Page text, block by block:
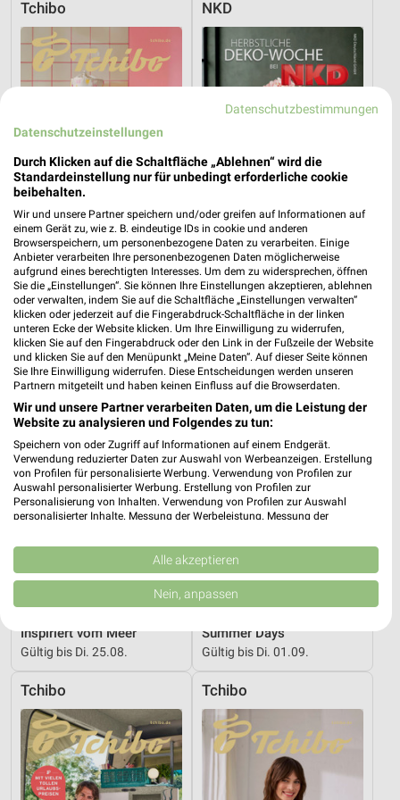
Tchibo
0,4 km
Alpaka cleaning collection
Gültig bis Di. 01.09.
NKD
19,4 km
Herbstliche Deko-Woche
Gültig bis Di. 01.09.
Tchibo
Inspiriert vom Meer
Gültig bis Di. 25.08.
Jeans Fritz
Summer Days
Gültig bis Di. 01.09.
Tchibo Tchibo
Datenschutzbestimmungen
Datenschutzeinstellungen
Durch Klicken auf die Schaltfläche „Ablehnen“ wird die
Standardeinstellung nur für unbedingt erforderliche cookie
beibehalten.
Wir und unsere Partner speichern und/oder greifen auf Informationen auf
einem Gerät zu, wie z. B. eindeutige IDs in cookie und anderen
Browserspeichern, um personenbezogene Daten zu verarbeiten. Einige
Anbieter verarbeiten Ihre personenbezogenen Daten möglicherweise
aufgrund eines berechtigten Interesses. Um dem zu widersprechen, öffnen
Sie die „Einstellungen“. Sie können Ihre Einstellungen akzeptieren, ablehnen
oder verwalten, indem Sie auf die Schaltfläche „Einstellungen verwalten“
klicken oder jederzeit auf die Fingerabdruck-Schaltfläche in der linken
unteren Ecke der Website klicken. Um Ihre Einwilligung zu widerrufen,
klicken Sie auf den Fingerabdruck oder den Link in der Fußzeile der Website
und klicken Sie auf den Menüpunkt „Meine Daten“. Auf dieser Seite können
Sie Ihre Einwilligung widerrufen. Diese Entscheidungen werden unseren
Partnern mitgeteilt und haben keinen Einfluss auf die Browserdaten.
Wir und unsere Partner verarbeiten Daten, um die Leistung der
Website zu analysieren und Folgendes zu tun:
Speichern von oder Zugriff auf Informationen auf einem Endgerät.
Verwendung reduzierter Daten zur Auswahl von Werbeanzeigen. Erstellung
von Profilen für personalisierte Werbung. Verwendung von Profilen zur
Auswahl personalisierter Werbung. Erstellung von Profilen zur
Personalisierung von Inhalten. Verwendung von Profilen zur Auswahl
personalisierter Inhalte. Messung der Werbeleistung. Messung der
Kombinationen von Daten aus verschiedenen Quellen. Entwicklung und
Verbesserung der Angebote. Verwendung reduzierter Daten zur Auswahl
von Inhalten.
Daten können außerhalb der Europäischen Union weitergegeben und in die
USA gesendet werden.
Website/App.
Partnerliste anzeigen (1 IAB-Anbieter)
Wir nutzen Ihre Daten für folgende Zwecke:
Speichern von oder Zugriff auf Informationen
auf einem Endgerät
Verwendung reduzierter Daten zur Auswahl von
Alle akzeptieren
Nein, anpassen